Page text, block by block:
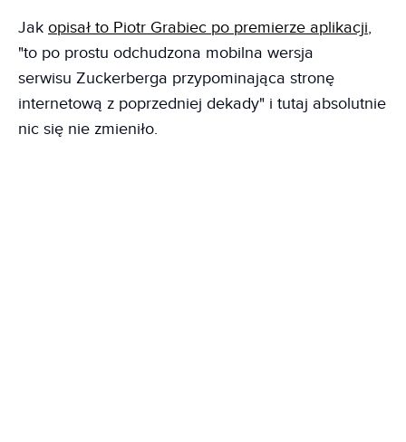
Jak opisał to Piotr Grabiec po premierze aplikacji,
"to po prostu odchudzona mobilna wersja
serwisu Zuckerberga przypominająca stronę
internetową z poprzedniej dekady" i tutaj absolutnie
nic się nie zmieniło.